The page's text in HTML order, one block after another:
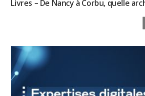
Livres – De Nancy à Corbu, quelle